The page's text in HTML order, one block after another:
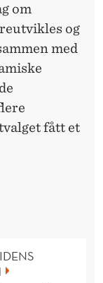
om
og
med
fått et